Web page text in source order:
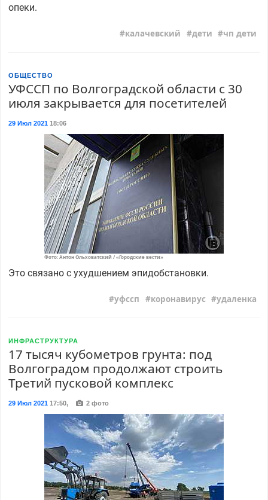
опеки.
калачевский дети чп дети
ОБЩЕСТВО
УФССП по Волгоградской области с 30
июля закрывается для посетителей
29 Июл 202118:06
Фото: Антон Ольховатский / «Городские вести»
Это связано с ухудшением эпидобстановки.
уфссп коронавирус удаленка
ИНФРАСТРУКТУРА
17 тысяч кубометров грунта: под
Волгоградом продолжают строить
Третий пусковой комплекс
29 Июл 202117:50, 2 фото